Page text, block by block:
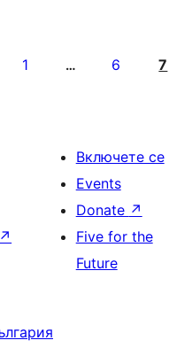
1 … 6 7
↗
Включете се
Events
Donate ↗
Five for the
Future